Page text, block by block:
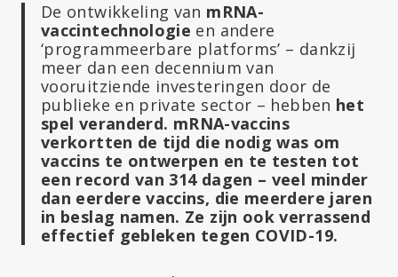
De ontwikkeling van mRNA-
vaccintechnologie en andere
‘programmeerbare platforms’ – dankzij
meer dan een decennium van
vooruitziende investeringen door de
publieke en private sector – hebben het
spel veranderd. mRNA-vaccins
verkortten de tijd die nodig was om
vaccins te ontwerpen en te testen tot
een record van 314 dagen – veel minder
dan eerdere vaccins, die meerdere jaren
in beslag namen. Ze zijn ook verrassend
effectief gebleken tegen COVID-19.